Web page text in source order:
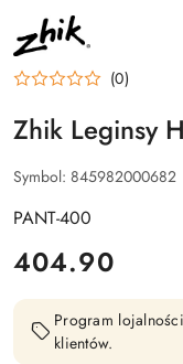
NAZWA
PRODUCENTA:
ZHIK
(0)
Zhik Leginsy
Symbol: 845982000682
PANT-400
cena:
404.90
Program
klientów.